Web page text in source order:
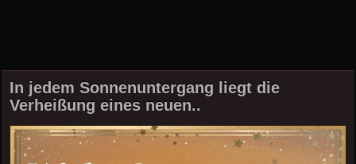
In jedem Sonnenuntergang liegt die
Verheißung eines neuen..